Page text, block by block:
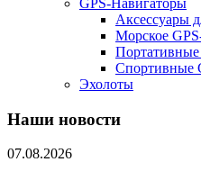
GPS-Навигаторы
Аксессуары
Морское
Спортивные
Эхолоты
Наши новости
07.08.2026